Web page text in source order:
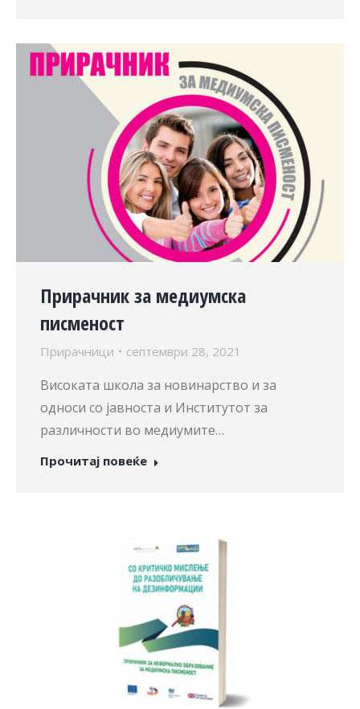
Прирачник за медиумска
писменост
Прирачници септември 28, 2021
Високата школа за новинарство и за
односи со јавноста и Институтот за
различности во медиумите…
Прочитај повеќе